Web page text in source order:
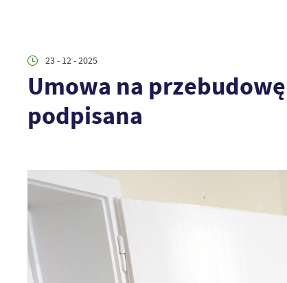
23 - 12 - 2025
Umowa na
podpisana